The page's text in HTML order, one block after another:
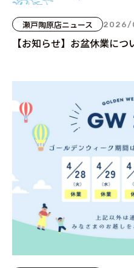
瀬戸陶原店ニュース 2026/
【お知らせ】お盆休業につ